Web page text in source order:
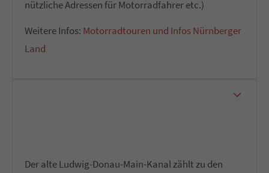
nützliche Adressen für Motorradfahrer etc.)
Weitere Infos: Motorradtouren und Infos Nürnberger
Land
Der alte Ludwig-Donau-Main-Kanal zählt zu den